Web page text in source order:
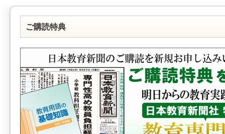
ご購読特典